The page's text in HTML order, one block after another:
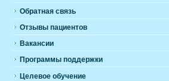
Обратная связь
Отзывы пациентов
Вакансии
Программы поддержки
Целевое обучение